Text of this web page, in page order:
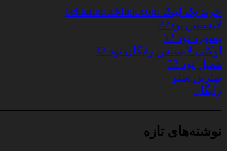
خرید بک لینک behtarinbacklink.com
لایسنس نود32
پسورد نود 32
اوکلی لایسنس رایگان نود 32
همیار نود 32
بهترین سئو
رایگان
نوشته‌های تازه